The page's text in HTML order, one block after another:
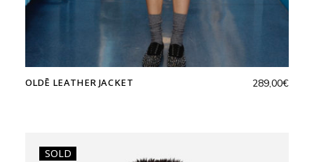
OLDĒ LEATHER JACKET 289,00€
SOLD